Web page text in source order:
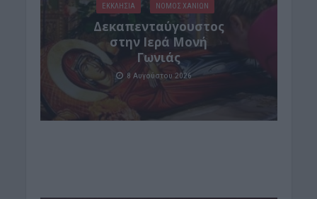
ΕΚΚΛΗΣΙΑ ΝΟΜΌΣ ΧΑΝΊΩΝ
Δεκαπενταύγουστος
στην Ιερά Μονή
Γωνιάς
8 Αυγούστου 2026